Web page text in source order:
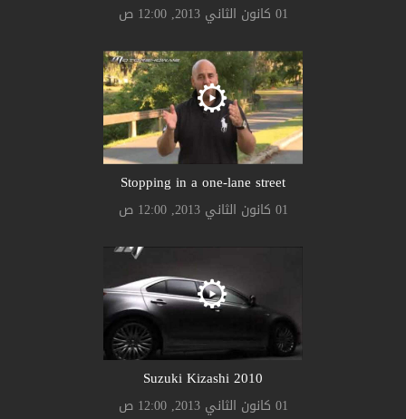
01 كانون الثاني 2013, 12:00 ص
Stopping in a one-lane street
01 كانون الثاني 2013, 12:00 ص
Suzuki Kizashi 2010
01 كانون الثاني 2013, 12:00 ص